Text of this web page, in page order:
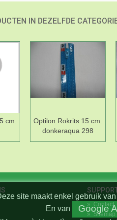
IN DEZELFDE
cm.
Optilon Rokrits 15 cm.
donkeraqua 298
» Contact
» Sitemap
site maakt enkel gebruik
En van Google